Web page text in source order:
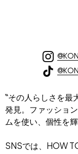
“その人らしさを最
発見。ファッショ
ムを使い、個性を
SNSでは、HOW